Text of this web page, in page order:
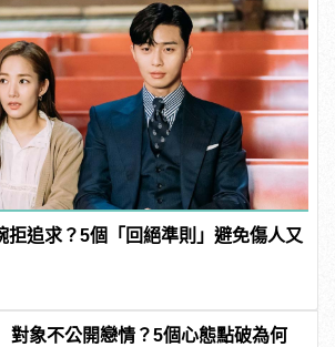
拒追求？5個「回絕準則」避免傷人又
對象不公開戀情？5個心態點破為何